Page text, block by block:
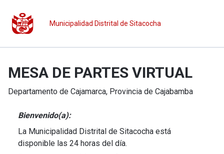
Municipalidad Distrital de Sitacocha
MESA DE PARTES VIRTUAL
Departamento de Cajamarca, Provincia de Cajabamba
Bienvenido(a):
La Municipalidad Distrital de Sitacocha está
disponible las 24 horas del día.